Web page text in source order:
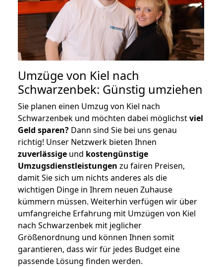
Umzüge von Kiel nach
Schwarzenbek: Günstig umziehen
Sie planen einen Umzug von Kiel nach
Schwarzenbek und möchten dabei möglichstviel
Geld sparen? Dann sind Sie bei uns genau
richtig! Unser Netzwerk bieten Ihnen
zuverlässige und kostengünstige
Umzugsdienstleistungen zu fairen Preisen,
damit Sie sich um nichts anderes als die
wichtigen Dinge in Ihrem neuen Zuhause
kümmern müssen. Weiterhin verfügen wir über
umfangreiche Erfahrung mit Umzügen von Kiel
nach Schwarzenbek mit jeglicher
Größenordnung und können Ihnen somit
garantieren, dass wir für jedes Budget eine
passende Lösung finden werden.